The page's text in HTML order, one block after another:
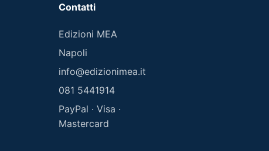
Contatti
Edizioni MEA
Napoli
info@edizionimea.it
081 5441914
PayPal · Visa ·
Mastercard